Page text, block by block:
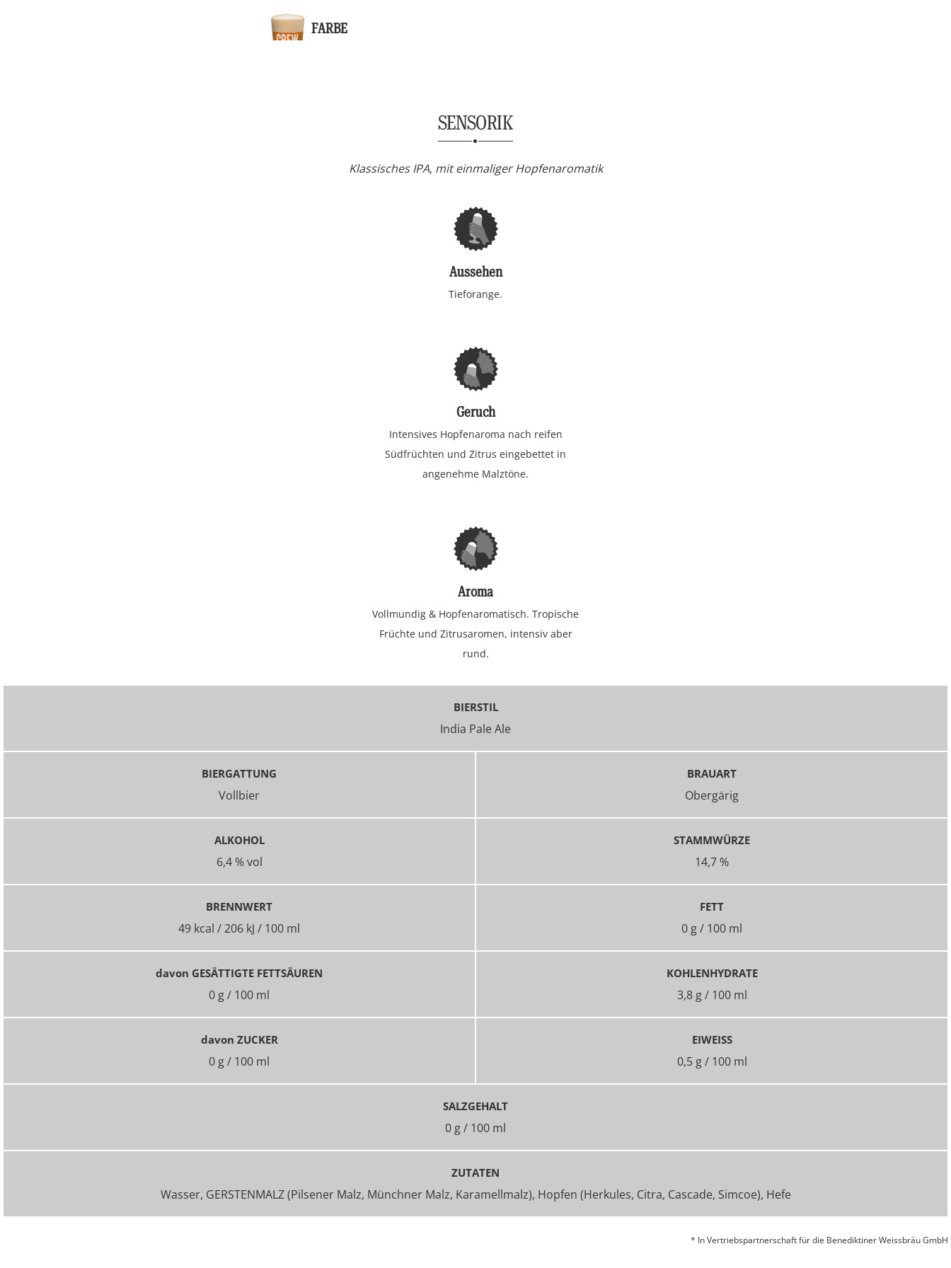
FARBE
SENSORIK
Klassisches IPA, mit einmaliger Hopfenaromatik
Aussehen
Tieforange.
Geruch
Intensives Hopfenaroma nach reifen
Südfrüchten und Zitrus eingebettet in
angenehme Malztöne.
Aroma
Vollmundig & Hopfenaromatisch. Tropische
Früchte und Zitrusaromen, intensiv aber
rund.
BIERSTIL
India Pale Ale
BIERGATTUNG
Vollbier
BRAUART
Obergärig
ALKOHOL
6,4 % vol
STAMMWÜRZE
14,7 %
BRENNWERT
49 kcal / 206 kJ / 100 ml
FETT
0 g / 100 ml
davon GESÄTTIGTE FETTSÄUREN
0 g / 100 ml
KOHLENHYDRATE
3,8 g / 100 ml
davon ZUCKER
0 g / 100 ml
EIWEISS
0,5 g / 100 ml
SALZGEHALT
0 g / 100 ml
ZUTATEN
Wasser, GERSTENMALZ (Pilsener Malz, Münchner Malz, Karamellmalz), Hopfen (Herkules, Citra, Cascade, Simcoe), Hefe
* In Vertriebspartnerschaft für die Benediktiner Weissbräu GmbH